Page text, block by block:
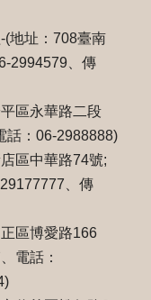
(地址：708臺南
2994579、傳
區永華路二段
話：06-2988888)
區中華路74號;
、傳
區博愛路166
電話：